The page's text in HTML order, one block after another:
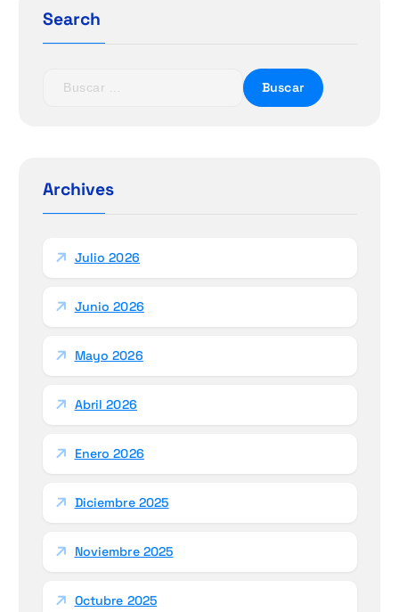
Search
:Archives
Julio 2026
Junio 2026
Mayo 2026
Abril 2026
Enero 2026
Diciembre 2025
Noviembre 2025
Octubre 2025